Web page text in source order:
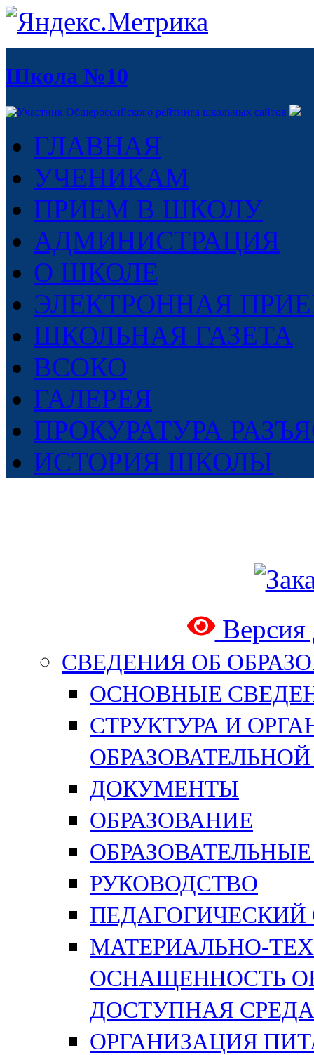
Школа №10
ГЛАВНАЯ
УЧЕНИКАМ
ПРИЕМ В ШКОЛУ
АДМИНИСТРАЦИЯ
О ШКОЛЕ
ЭЛЕКТРОННАЯ
ШКОЛЬНАЯ ГАЗЕТА
ВСОКО
ГАЛЕРЕЯ
ПРОКУРАТУРА
ИСТОРИЯ ШКОЛЫ
Версия
СВЕДЕНИЯ ОБ
ОСНОВНЫЕ
СТРУКТУРА И
ДОКУМЕНТЫ
ОБРАЗОВАНИЕ
РУКОВОДСТВО
ПЕДАГОГИЧЕСКИЙ
МАТЕРИАЛЬНО-
ОСНАЩЕННОСТЬ
ДОСТУПНАЯ СРЕДА
ОРГАНИЗАЦИЯ